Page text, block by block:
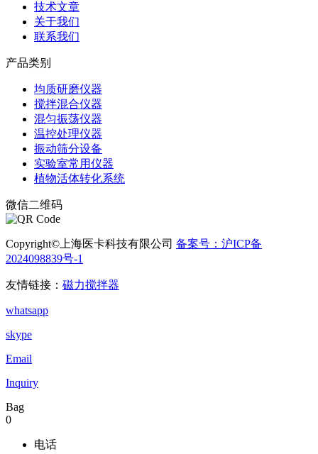
技术文章
关于我们
联系我们
产品类别
均质研磨仪器
搅拌混合仪器
混匀振荡仪器
温控处理仪器
振动筛分设备
实验室常用仪器
植物活体转化系统
微信二维码
Copyright©上海医卡科技有限公司 备案号：沪ICP备
2024098839号-1
友情链接： 磁力搅拌器
whatsapp
skype
Email
Inquiry
Bag
0
电话